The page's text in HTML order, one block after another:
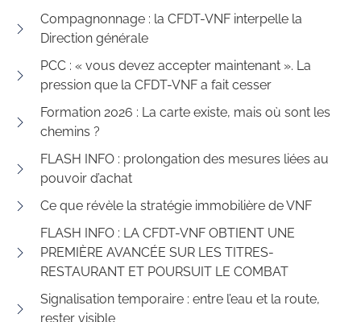
Compagnonnage : la CFDT-VNF interpelle la
Direction générale
PCC : « vous devez accepter maintenant ». La
pression que la CFDT-VNF a fait cesser
Formation 2026 : La carte existe, mais où sont les
chemins ?
FLASH INFO : prolongation des mesures liées au
pouvoir d’achat
Ce que révèle la stratégie immobilière de VNF
FLASH INFO : LA CFDT-VNF OBTIENT UNE
PREMIÈRE AVANCÉE SUR LES TITRES-
RESTAURANT ET POURSUIT LE COMBAT
Signalisation temporaire : entre l’eau et la route,
rester visible